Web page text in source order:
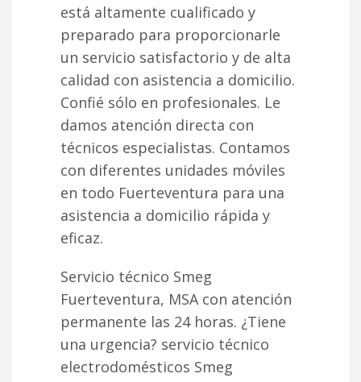
está altamente cualificado y
preparado para proporcionarle
un servicio satisfactorio y de alta
calidad con asistencia a domicilio.
Confié sólo en profesionales. Le
damos atención directa con
técnicos especialistas. Contamos
con diferentes unidades móviles
en todo Fuerteventura para una
asistencia a domicilio rápida y
eficaz.
Servicio técnico Smeg
Fuerteventura, MSA con atención
permanente las 24 horas. ¿Tiene
una urgencia? servicio técnico
electrodomésticos Smeg